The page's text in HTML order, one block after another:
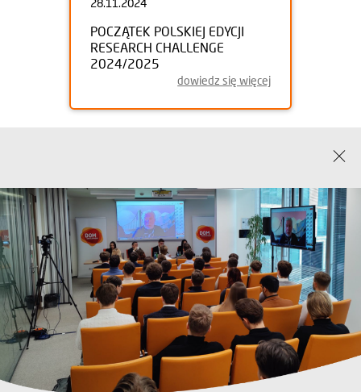
28.11.2024
POCZĄTEK POLSKIEJ EDYCJI
RESEARCH CHALLENGE
2024/2025
dowiedz się więcej